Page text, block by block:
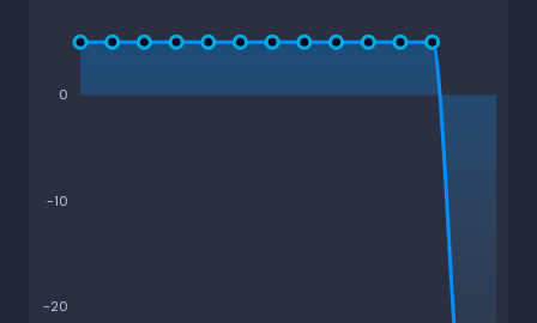
0
-10
-20